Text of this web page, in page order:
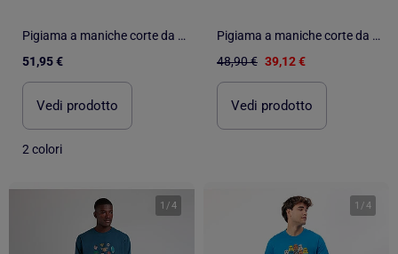
Pigiama a maniche corte da uomo in stile anime di STAR WARS
51,95 €
Vedi prodotto
2 colori
Pigiama a maniche corte da uomo STAR WARS Old Comic
48,90 € 39,12 €
Vedi prodotto
1 /4 1 /4